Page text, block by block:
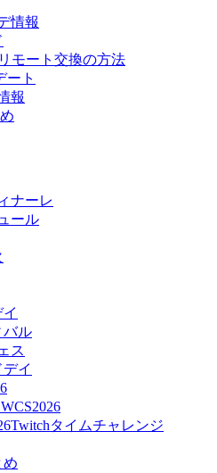
情報
モート交換の方法
ート
報
ナーレ
ール
バル
ス
イ
タイムチャレンジ
め